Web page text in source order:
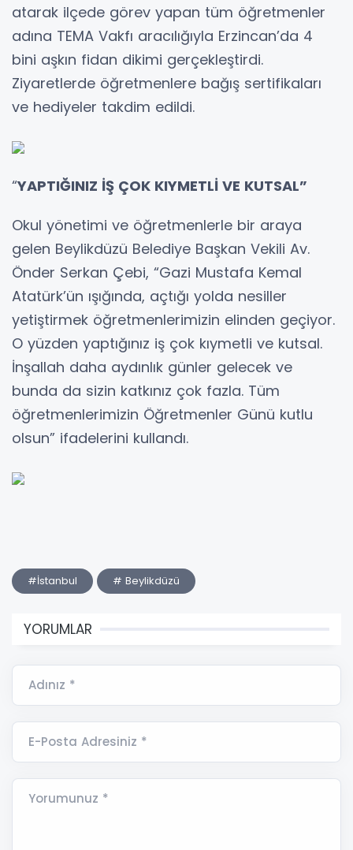
atarak ilçede görev yapan tüm öğretmenler
adına TEMA Vakfı aracılığıyla Erzincan’da 4
bini aşkın fidan dikimi gerçekleştirdi.
Ziyaretlerde öğretmenlere bağış sertifikaları
ve hediyeler takdim edildi.
“YAPTIĞINIZ İŞ ÇOK KIYMETLİ VE KUTSAL”
Okul yönetimi ve öğretmenlerle bir araya
gelen Beylikdüzü Belediye Başkan Vekili Av.
Önder Serkan Çebi, “Gazi Mustafa Kemal
Atatürk’ün ışığında, açtığı yolda nesiller
yetiştirmek öğretmenlerimizin elinden geçiyor.
O yüzden yaptığınız iş çok kıymetli ve kutsal.
İnşallah daha aydınlık günler gelecek ve
bunda da sizin katkınız çok fazla. Tüm
öğretmenlerimizin Öğretmenler Günü kutlu
olsun” ifadelerini kullandı.
#İstanbul # Beylikdüzü
YORUMLAR
Adınız *
E-Posta Adresiniz *
Yorumunuz *